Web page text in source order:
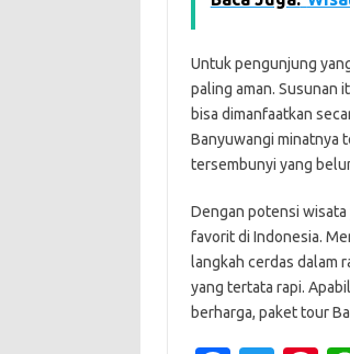
Untuk pengunjung
paling aman. Susunan
bisa dimanfaatkan
Banyuwangi minatnya
tersembunyi yang
Dengan potensi wisata
favorit di Indonesia.
langkah cerdas dalam
yang tertata rapi.
berharga, paket tour